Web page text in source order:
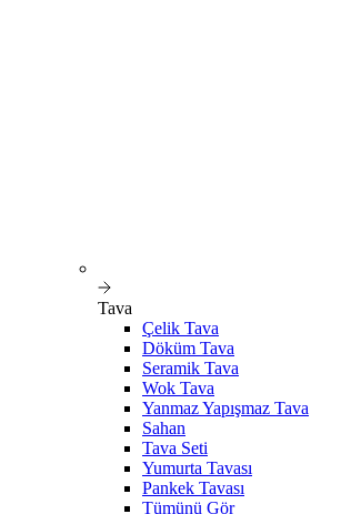
Tava
Çelik Tava
Döküm Tava
Seramik Tava
Wok Tava
Yanmaz Yapışmaz Tava
Sahan
Tava Seti
Yumurta Tavası
Pankek Tavası
Tümünü Gör